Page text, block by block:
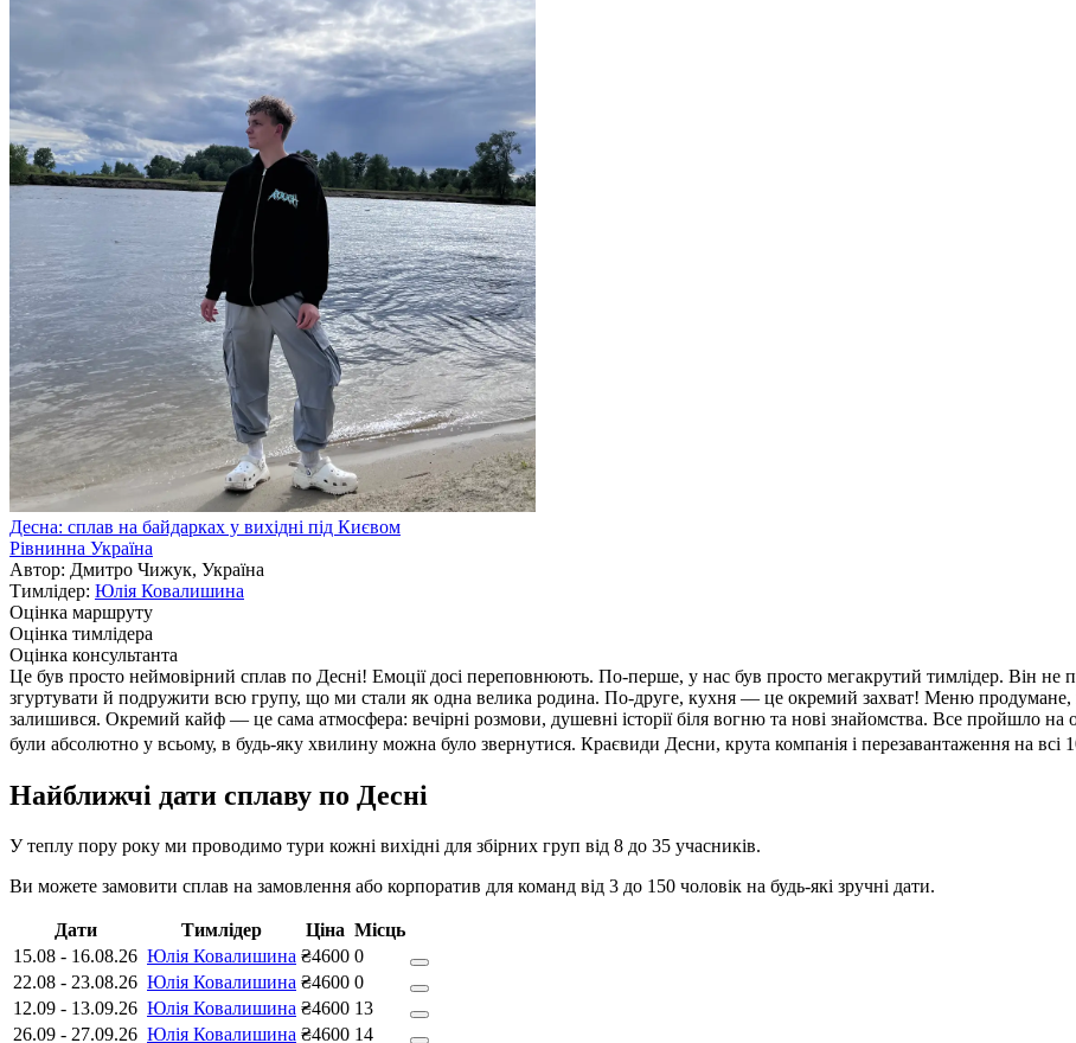
Десна: сплав на байдарках у вихідні під Києвом
Рівнинна Україна
Автор: Дмитро Чижук, Україна
Тимлідер: Юлія Ковалишина
Оцінка маршруту
Оцінка тимлідера
Оцінка консультанта
Це був просто неймовірний сплав по Десні! Емоції досі переповнюють. По-перше, у нас був просто мегакрутий тимлідер. Він не
згуртувати й подружити всю групу, що ми стали як одна велика родина. По-друге, кухня — це окремий захват! Меню продумане,
залишився. Окремий кайф — це сама атмосфера: вечірні розмови, душевні історії біля вогню та нові знайомства. Все пройшло
були абсолютно у всьому, в будь-яку хвилину можна було звернутися. Краєвиди Десни, крута компанія і перезавантаження на
Найближчі дати сплаву по Десні
У теплу пору року ми проводимо тури кожні вихідні для збірних груп від 8 до 35 учасників.
Ви можете замовити сплав на замовлення або корпоратив для команд від 3 до 150 чоловік на будь-які зручні дати.
Дати Тимлідер Ціна Місць
15.08 - 16.08.26 Юлія Ковалишина ₴4600 0
22.08 - 23.08.26 Юлія Ковалишина ₴4600 0
12.09 - 13.09.26 Юлія Ковалишина ₴4600 13
26.09 - 27.09.26 Юлія Ковалишина ₴4600 14